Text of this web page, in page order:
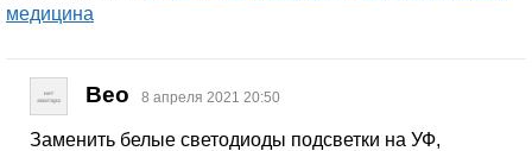
медицина
Beo 8 апреля 2021 20:50
Заменить белые светодиоды подсветки на УФ,